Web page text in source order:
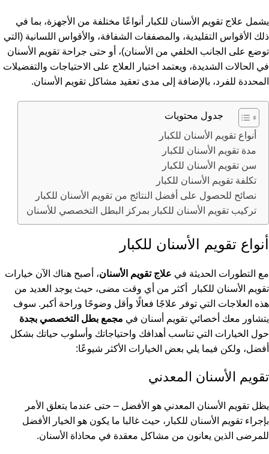
يشمل علاج تقويم الأسنان للكبار أنواعًا مختلفة من الأجهزة، بما في
ذلك الأقواس التقليدية، والمصففات الشفافة، والأقواس اللسانية (التي
توضع على الجانب الخلفي من الأسنان)، أو حتى جراحة تقويم الأسنان
في الحالات الشديدة، ويعتمد اختيار العلاج على الاحتياجات والتفضيلات
المحددة للفرد، بالإضافة إلى مدى تعقيد مشاكل تقويم الأسنان.
جدول محتويات
أنواع تقويم الأسنان للكبار
مدة تقويم الأسنان للكبار
سن تقويم الأسنان للكبار
تكلفة تقويم الأسنان للكبار
نصائح للحصول على أفضل النتائج من تقويم الأسنان للكبار
تركيب تقويم الأسنان للكبار بمركز البطل التخصصي للأسنان
أنواع تقويم الأسنان للكبار
مع التطورات الحديثة في علاج تقويم الأسنان، أصبح هناك الآن خيارات
تقويم الأسنان للكبار أكثر من أي وقت مضى، حيث يوجد العديد من
هذه العلاجات التي توفر علاجًا فعالًا وأقل وضوحًا وراحة أكبر. سوف
يتشاور معك أخصائي تقويم أسنان في مجمع بطل التخصصي بجدة
حول الخيارات التي تناسب أهدافك واحتياجاتك وأسلوب حياتك بشكل
أفضل، ولكن فيما يلي بعض الخيارات الأكثر شيوعًا:
تقويم الأسنان المعدني
يظل تقويم الأسنان المعدني هو الأفضل – حتى عندما يتعلق الأمر
بإجراء تقويم الأسنان للكبار، حيث غالبا ما يكون هو الخيار الأفضل
للمرضى الذين يعانون من مشاكل معقدة في محاذاة الأسنان.